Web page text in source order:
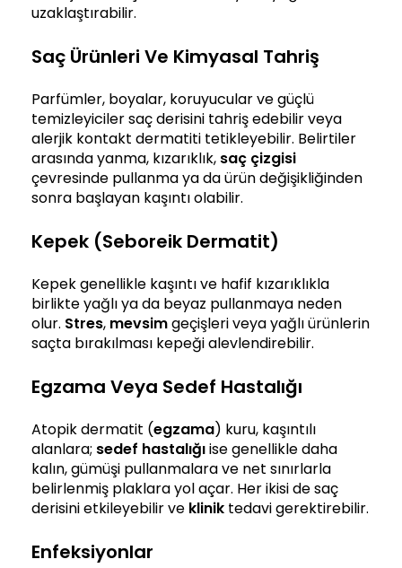
uzaklaştırabilir.
Saç Ürünleri Ve Kimyasal Tahriş
Parfümler, boyalar, koruyucular ve güçlü
temizleyiciler saç derisini tahriş edebilir veya
alerjik kontakt dermatiti tetikleyebilir. Belirtiler
arasında yanma, kızarıklık, saç çizgisi
çevresinde pullanma ya da ürün değişikliğinden
sonra başlayan kaşıntı olabilir.
Kepek (Seboreik Dermatit)
Kepek genellikle kaşıntı ve hafif kızarıklıkla
birlikte yağlı ya da beyaz pullanmaya neden
olur. Stres, mevsimgeçişleri veya yağlı ürünlerin
saçta bırakılması kepeği alevlendirebilir.
Egzama Veya Sedef Hastalığı
Atopik dermatit (egzama) kuru, kaşıntılı
alanlara; sedef hastalığıise genellikle daha
kalın, gümüşi pullanmalara ve net sınırlarla
belirlenmiş plaklara yol açar. Her ikisi de saç
derisini etkileyebilir ve klinik tedavi gerektirebilir.
Enfeksiyonlar